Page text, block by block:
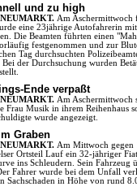
und zu high
NEUMARKT. Am Aschermittwoch
eine 23jährige Autofahrerin
Die Beamten führten einen
festgenommen und zur
Tag durchsuchten
Bei der Durchsuchung wurden
Ende verpaßt
NEUMARKT. Am Aschermittwoch
Frau Musik in ihrem Reihenhaus
wurde angezeigt.
Graben
NEUMARKT. Am Mittwoch gegen
Ortsteil Lauf ein 32-jähriger
ins Schleudern. Sein
Fahrer wurde bei dem Unfall
Sachschaden in Höhe von rund